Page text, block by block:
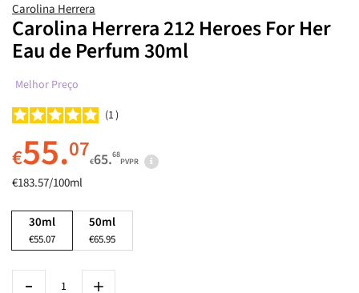
Carolina Herrera
Carolina Herrera 212 Heroes For Her
Eau de Perfum 30ml
Melhor Preço
1
€55.07€65.68
PVPR
€183.57/100ml
30ml
€55.07
50ml
€65.95